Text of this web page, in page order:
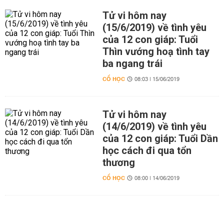
Tử vi hôm nay
(15/6/2019) về tình yêu
của 12 con giáp: Tuổi
Thìn vướng hoạ tình tay
ba ngang trái
CỔ HỌC 08:03 | 15/06/2019
Tử vi hôm nay
(14/6/2019) về tình yêu
của 12 con giáp: Tuổi Dần
học cách đi qua tổn
thương
CỔ HỌC 08:00 | 14/06/2019